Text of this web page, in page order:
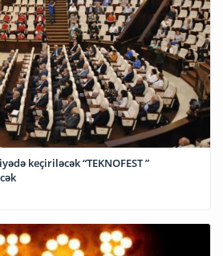
keçiriləcək “TEKNOFEST ”